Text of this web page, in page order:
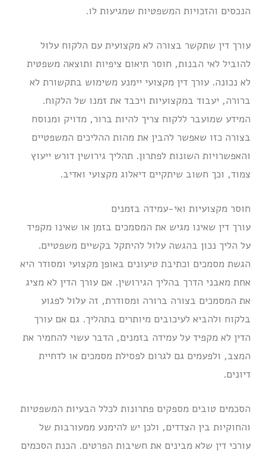
הנכסים והזכויות המשפטיות שמגיעות לו.
עורך דין שתקשר בצורה לא מקצועית עם הלקוח עלול
להוביל לאי הבנות, חוסר תיאום ציפיות ותוצאה משפטית
לא נכונה. עורך דין מקצועי יימנע משימוש בתקשורת לא
ברורה, יעבוד במקצועיות ויכבד את זמנו של הלקוח.
המידע שמועבר ללקוח צריך להיות ברור, מדויק ומנוסח
בצורה כזו שאפשר להבין את מהות ההליכים המשפטיים
והאפשרויות השונות לפתרון. תהליך גירושין דורש ייעוץ
צמוד, וכך חשוב שיתקיים דיאלוג מקצועי ואדיב.
חוסר מקצועיות ואי-עמידה בזמנים
עורך דין שאינו מגיש את המסמכים בזמן או שאינו מקפיד
על הליך נכון בהגשה עלול להיתקל בקשיים משפטיים.
הגשת מסמכים וכתיבת טיעונים באופן מקצועי ומסודר היא
אחת מאבני הדרך בהליך הגירושין. אם עורך הדין לא מציג
את המסמכים בצורה ברורה ומסודרת, זה עלול לפגוע
בלקוח ולהביא לעיכובים מיותרים בתהליך. גם אם עורך
הדין לא מקפיד על עמידה בזמנים, הדבר עשוי להחמיר את
המצב, ולפעמים גם לגרום לפסילת מסמכים או לדחיית
דיונים.
הסכמים טובים מספקים פתרונות לכלל הבעיות המשפטיות
והחוקיות בין הצדדים, ולכן יש להימנע ממעורבות של
עורכי דין שלא מבינים את חשיבות הפרטים. הכנת הסכמים